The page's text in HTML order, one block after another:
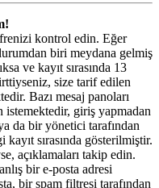
kontrol edin. Eğer
biri meydana gelmiş
ve kayıt sırasında 13
size tarif edilen
Bazı mesaj panoları
istemektedir, giriş yapmadan
da bir yönetici tarafından
sırasında gösterilmiştir.
açıklamaları takip edin.
bir e-posta adresi
bir spam filtresi tarafından